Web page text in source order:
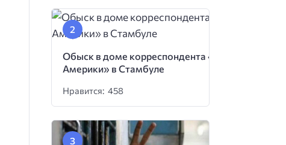
Обыск в доме корреспондента «Голоса
Америки» в Стамбуле
Нравится: 458